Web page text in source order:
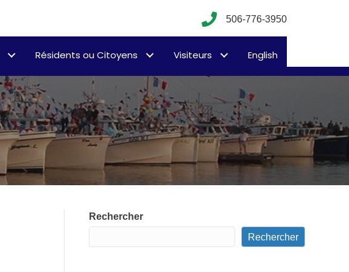
506-776-3950
Résidents ou Citoyens Visiteurs English
Rechercher
Rechercher